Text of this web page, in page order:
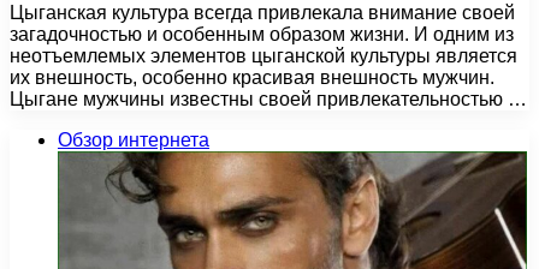
Цыганская культура всегда привлекала внимание своей
загадочностью и особенным образом жизни. И одним из
неотъемлемых элементов цыганской культуры является
их внешность, особенно красивая внешность мужчин.
Цыгане мужчины известны своей привлекательностью …
Обзор интернета